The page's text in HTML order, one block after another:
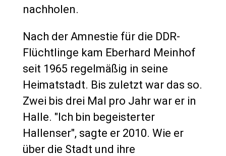
nachholen.
Nach der Amnestie für die DDR-
Flüchtlinge kam Eberhard Meinhof
seit 1965 regelmäßig in seine
Heimatstadt. Bis zuletzt war das so.
Zwei bis drei Mal pro Jahr war er in
Halle. "Ich bin begeisterter
Hallenser", sagte er 2010. Wie er
über die Stadt und ihre